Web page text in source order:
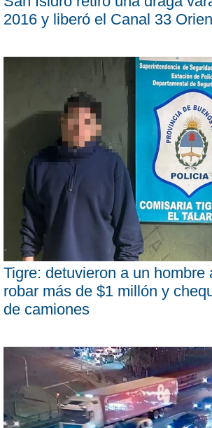
2016 y liberó el Canal 33
Tigre: detuvieron a un hombre
robar más de $1 millón y
de camiones